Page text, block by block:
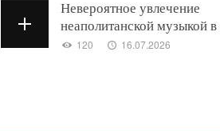
Невероятное увлечение
неаполитанской музыкой
120 16.07.2026